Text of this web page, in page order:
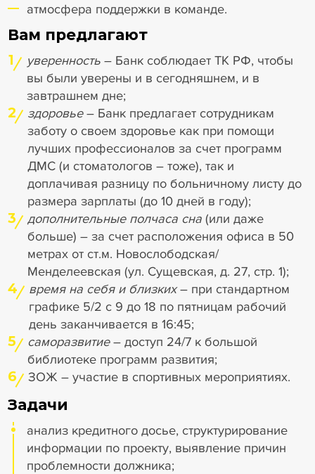
атмосфера поддержки в команде.
Вам предлагают
1 уверенность – Банк соблюдает ТК РФ, чтобы
вы были уверены и в сегодняшнем, и в
завтрашнем дне;
2 здоровье– Банк предлагает сотрудникам
заботу о своем здоровье как при помощи
лучших профессионалов за счет программ
ДМС (и стоматологов – тоже), так и
доплачивая разницу по больничному листу до
размера зарплаты (до 10 дней в году);
3 дополнительные полчаса сна(или даже
больше) – за счет расположения офиса в 50
метрах от ст.м. Новослободская/
Менделеевская (ул. Сущевская, д. 27, стр. 1);
4 время на себя и близких– при стандартном
графике 5/2 с 9 до 18 по пятницам рабочий
день заканчивается в 16:45;
5 саморазвитие– доступ 24/7 к большой
библиотеке программ развития;
6 ЗОЖ – участие в спортивных мероприятиях.
Задачи
анализ кредитного досье, структурирование
информации по проекту, выявление причин
проблемности должника;